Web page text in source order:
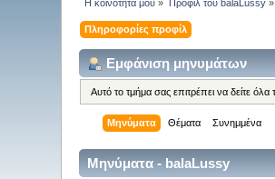
Η κοινότητά μου » Προφίλ του balaLussy»
Πληροφορίες προφίλ
Εμφάνιση μηνυμάτων
Αυτό το τμήμα σας επιτρέπει να δείτε
Μηνύματα Θέματα Συνημμένα
Μηνύματα - balaLussy